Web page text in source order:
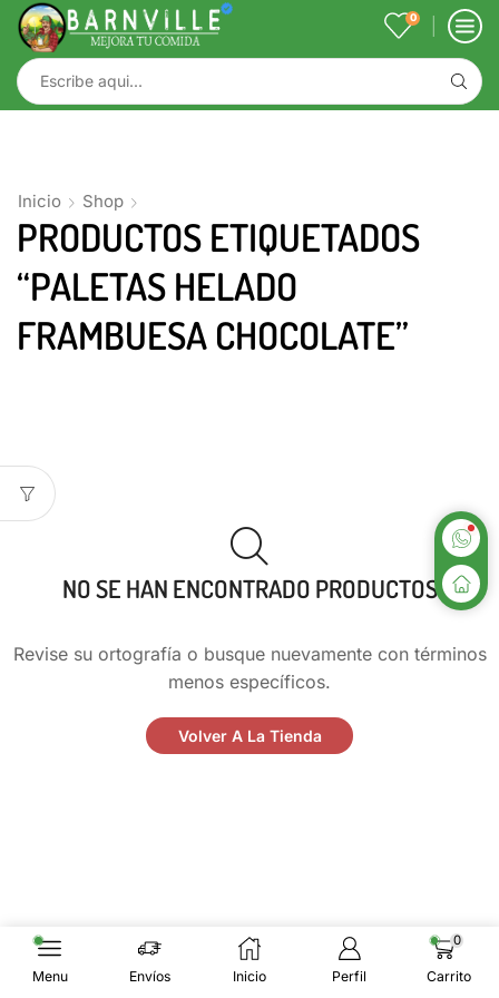
0
Inicio Shop
PRODUCTOS ETIQUETADOS
“PALETAS HELADO
FRAMBUESA CHOCOLATE”
NO SE HAN ENCONTRADO PRODUCTOS
Revise su ortografía o busque nuevamente con términos
menos específicos.
Volver A La Tienda
Menu Envíos Inicio Perfil
0
Carrito